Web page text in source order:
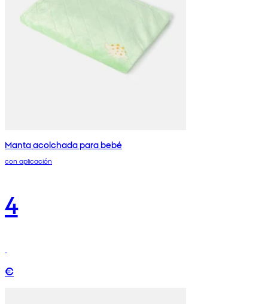
Manta acolchada para bebé
con aplicación
4
€